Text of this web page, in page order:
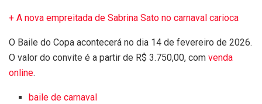
+ A nova empreitada de Sabrina Sato no carnaval carioca
O Baile do Copa acontecerá no dia 14 de fevereiro de 2026.
O valor do convite é a partir de R$ 3.750,00, com venda
online.
baile de carnaval